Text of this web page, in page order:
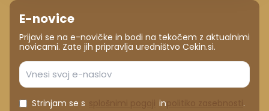
E-novice
Prijavi se na e-novičke in bodi na tekočem z aktualnimi
novicami. Zate jih pripravlja uredništvo Cekin.si.
Strinjam se s in .